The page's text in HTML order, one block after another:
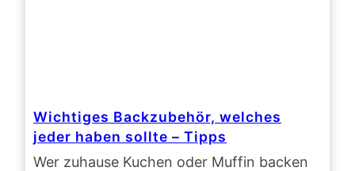
Wichtiges Backzubehör, welches
jeder haben sollte – Tipps
Wer zuhause Kuchen oder Muffin backen